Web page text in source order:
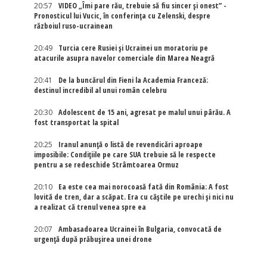
20:57
VIDEO „Îmi pare rău, trebuie să fiu sincer și onest” -
Pronosticul lui Vucic, în conferința cu Zelenski, despre
războiul ruso-ucrainean
20:49
Turcia cere Rusiei și Ucrainei un moratoriu pe
atacurile asupra navelor comerciale din Marea Neagră
20:41
De la buncărul din Fieni la Academia Franceză:
destinul incredibil al unui român celebru
20:30
Adolescent de 15 ani, agresat pe malul unui pârău. A
fost transportat la spital
20:25
Iranul anunță o listă de revendicări aproape
imposibile: Condițiile pe care SUA trebuie să le respecte
pentru a se redeschide Strâmtoarea Ormuz
20:10
Ea este cea mai norocoasă fată din România: A fost
lovită de tren, dar a scăpat. Era cu căștile pe urechi și nici nu
a realizat că trenul venea spre ea
20:07
Ambasadoarea Ucrainei în Bulgaria, convocată de
urgență după prăbușirea unei drone